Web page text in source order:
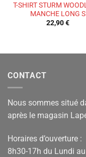
T-SHIRT STURM
MANCHE LONG S
22,90€
CONTACT
Nous sommes situé
après le magasin
Horaires d’ouverture :
8h30-17h du Lundi